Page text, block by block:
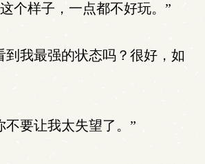
个样子，一点都不好玩。”
我最强的状态吗？很好，如
要让我太失望了。”